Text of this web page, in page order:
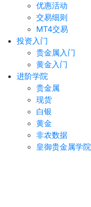
优惠活动
交易细则
MT4交易
投资入门
贵金属入门
黄金入门
进阶学院
贵金属
现货
白银
黄金
非农数据
皇御贵金属学院